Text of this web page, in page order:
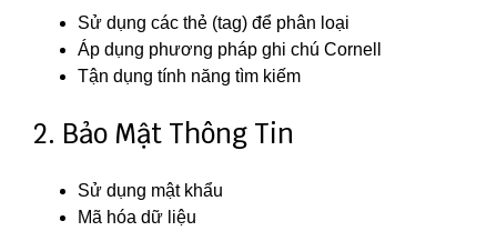
Sử dụng các thẻ (tag) để phân loại
Áp dụng phương pháp ghi chú Cornell
Tận dụng tính năng tìm kiếm
2. Bảo Mật Thông Tin
Sử dụng mật khẩu
Mã hóa dữ liệu